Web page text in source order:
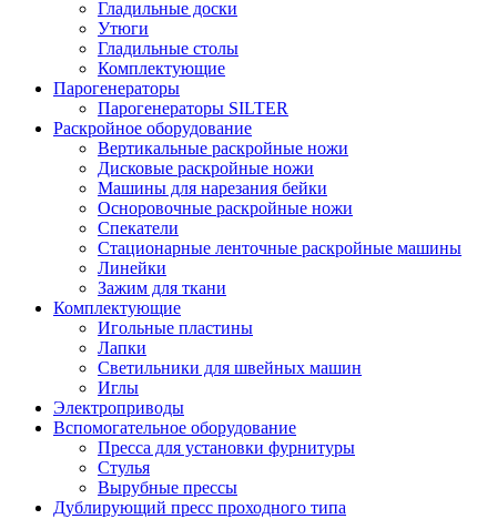
Гладильные доски
Утюги
Гладильные столы
Комплектующие
Парогенераторы
Парогенераторы SILTER
Раскройное оборудование
Вертикальные раскройные ножи
Дисковые раскройные ножи
Машины для нарезания бейки
Осноровочные раскройные ножи
Спекатели
Стационарные ленточные раскройные машины
Линейки
Зажим для ткани
Комплектующие
Игольные пластины
Лапки
Светильники для швейных машин
Иглы
Электроприводы
Вспомогательное оборудование
Пресса для установки фурнитуры
Стулья
Вырубные прессы
Дублирующий пресс проходного типа